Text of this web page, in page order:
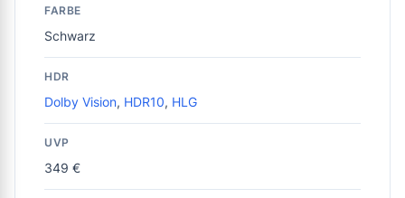
FARBE
Schwarz
HDR
Dolby Vision, HDR10, HLG
UVP
349 €